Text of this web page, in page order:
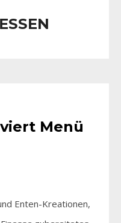
Menü
Enten-Kreationen,